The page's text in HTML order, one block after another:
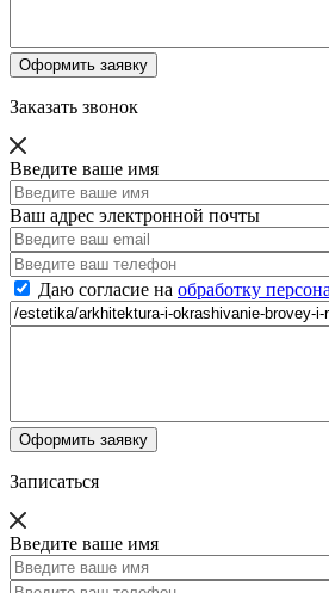
Заказать звонок
Введите ваше имя
Ваш адрес электронной почты
Даю согласие на обработку
Записаться
Введите ваше имя